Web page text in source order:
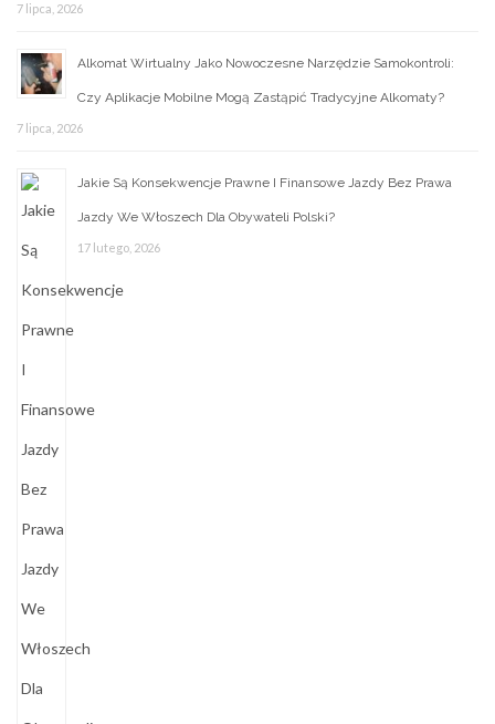
7 lipca, 2026
Alkomat Wirtualny Jako Nowoczesne Narzędzie Samokontroli:
Czy Aplikacje Mobilne Mogą Zastąpić Tradycyjne Alkomaty?
7 lipca, 2026
Jakie Są Konsekwencje Prawne I Finansowe Jazdy Bez Prawa
Jazdy We Włoszech Dla Obywateli Polski?
17 lutego, 2026